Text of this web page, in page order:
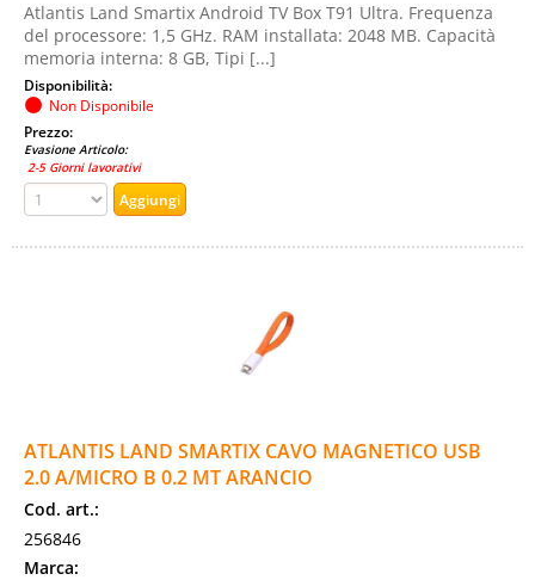
Atlantis Land Smartix Android TV Box T91 Ultra. Frequenza
del processore: 1,5 GHz. RAM installata: 2048 MB. Capacità
memoria interna: 8 GB, Tipi [...]
Disponibilità:
Non Disponibile
Prezzo:
Evasione Articolo:
2-5 Giorni lavorativi
ATLANTIS LAND SMARTIX CAVO MAGNETICO USB
2.0 A/MICRO B 0.2 MT ARANCIO
Cod. art.:
256846
Marca: